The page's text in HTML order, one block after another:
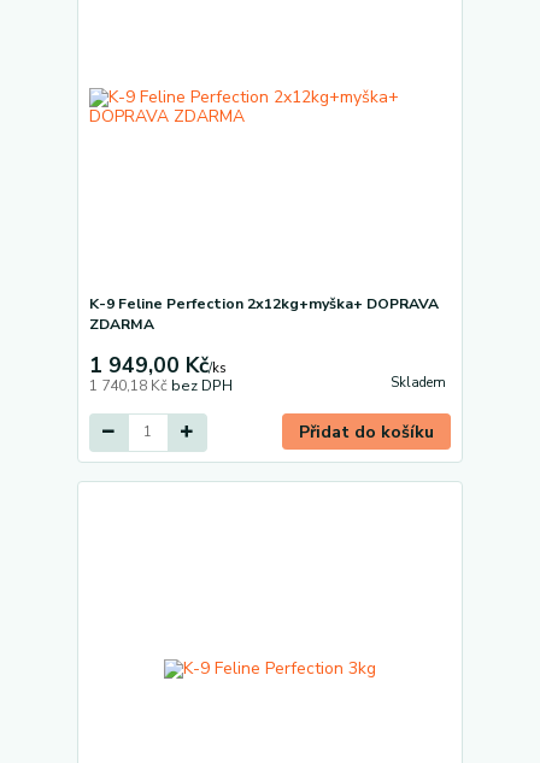
K-9 Feline Perfection 2x12kg+myška+ DOPRAVA
ZDARMA
1 949,00 Kč/ks
1 740,18 Kč bez DPH Skladem
Přidat do košíku